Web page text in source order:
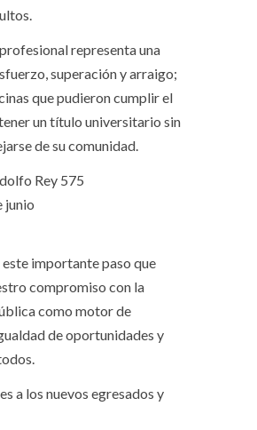
representa una
superación y arraigo;
que pudieron cumplir el
un título universitario sin
de su comunidad.
Rey 575
junio
importante paso que
compromiso con la
como motor de
de oportunidades y
a los nuevos egresados y